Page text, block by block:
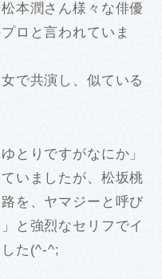
本潤さん様々な俳優
ロと言われていま
で共演し、似ている
とりですがなにか」
いましたが、松坂桃
を、ヤマジーと呼び
と強烈なセリフでイ
た(^-^;